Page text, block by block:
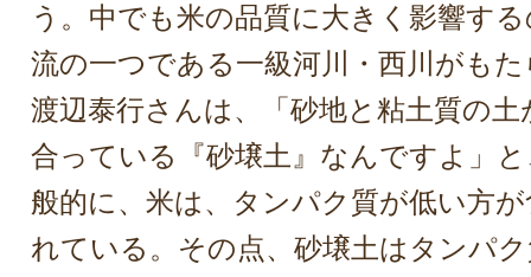
う。中でも米の品質に大きく影響す
流の一つである一級河川・西川がも
渡辺泰行さんは、「砂地と粘土質の
合っている『砂壌土』なんですよ」
般的に、米は、タンパク質が低い方
れている。その点、砂壌土はタンパ